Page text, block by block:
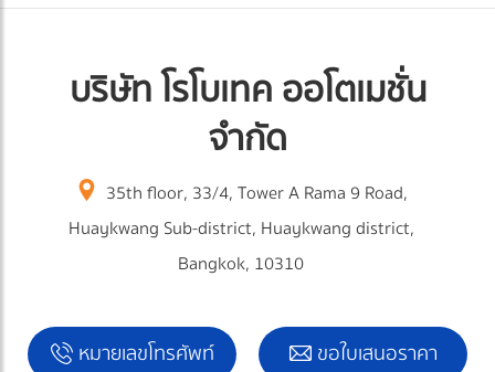
บริษัท โรโบเทค ออโตเมชั่น
จำกัด
35th floor, 33/4, Tower A Rama 9 Road,
Huaykwang Sub-district, Huaykwang district,
Bangkok, 10310
หมายเลขโทรศัพท์ ขอใบเสนอราคา